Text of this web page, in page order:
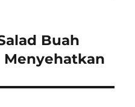
Buah
Menyehatkan